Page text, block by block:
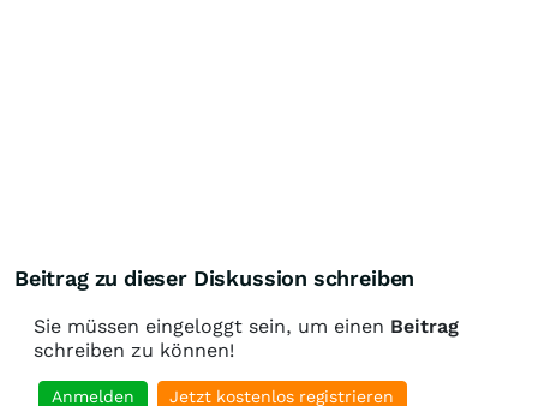
Beitrag zu dieser Diskussion schreiben
Sie müssen eingeloggt sein, um einen Beitrag
schreiben zu können!
Anmelden Jetzt kostenlos registrieren